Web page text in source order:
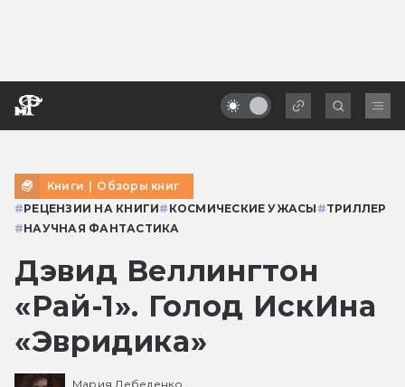
Книги | Обзоры книг
#РЕЦЕНЗИИ НА КНИГИ# КОСМИЧЕСКИЕ УЖАСЫ #ТРИЛЛЕР
#НАУЧНАЯ ФАНТАСТИКА
Дэвид Веллингтон
«Рай-1». Голод ИскИна
«Эвридика»
Мария Лебеденко